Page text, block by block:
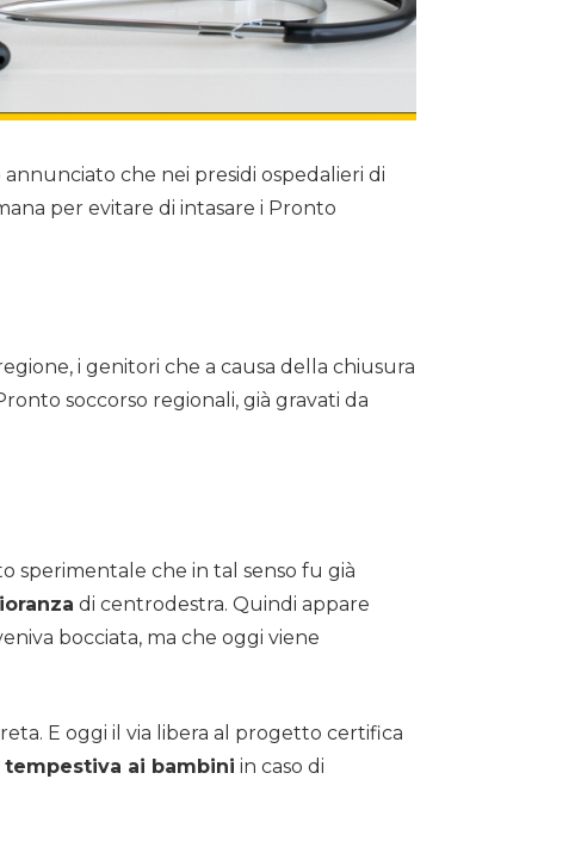
che nei presidi ospedalieri di
per evitare di intasare i Pronto
i genitori che a causa della chiusura
soccorso regionali, già gravati da
sperimentale che in tal senso fu già
di centrodestra. Quindi appare
bocciata, ma che oggi viene
E oggi il via libera al progetto certifica
tempestiva ai bambini in caso di